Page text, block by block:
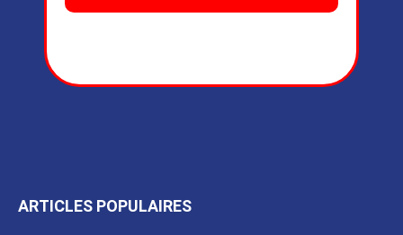
ARTICLES POPULAIRES